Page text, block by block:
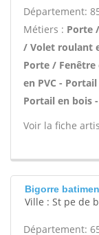
Département:
Métiers : Porte
/ Volet roulant
Porte /
en PVC -
Portail en bois
Voir la fiche
Bigorre
Ville : St pe de
Département: